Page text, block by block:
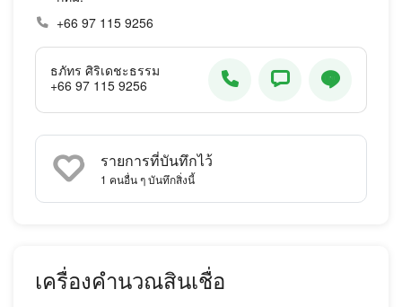
+66 97 115 9256
ธภัทร ศิริเดชะธรรม
+66 97 115 9256
รายการที่บันทึกไว้
1 คนอื่น ๆ บันทึกสิ่งนี้
เครื่องคำนวณสินเชื่อ